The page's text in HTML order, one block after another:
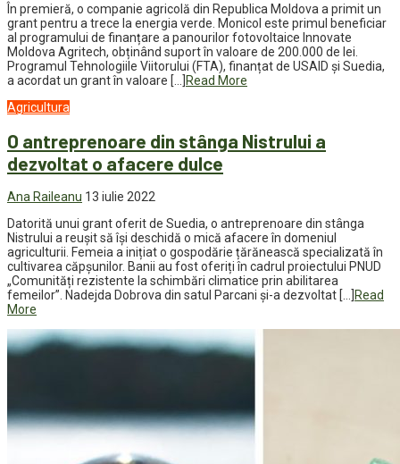
În premieră, o companie agricolă din Republica Moldova a primit un
grant pentru a trece la energia verde. Monicol este primul beneficiar
al programului de finanțare a panourilor fotovoltaice Innovate
Moldova Agritech, obținând suport în valoare de 200.000 de lei.
Programul Tehnologiile Viitorului (FTA), finanțat de USAID și Suedia,
a acordat un grant în valoare […]Read More
Agricultura
O antreprenoare din stânga Nistrului a
dezvoltat o afacere dulce
Ana Raileanu 13 iulie 2022
Datorită unui grant oferit de Suedia, o antreprenoare din stânga
Nistrului a reușit să își deschidă o mică afacere în domeniul
agriculturii. Femeia a inițiat o gospodărie țărănească specializată în
cultivarea căpșunilor. Banii au fost oferiți în cadrul proiectului PNUD
„Comunități rezistente la schimbări climatice prin abilitarea
femeilor”. Nadejda Dobrova din satul Parcani și-a dezvoltat […] Read
More